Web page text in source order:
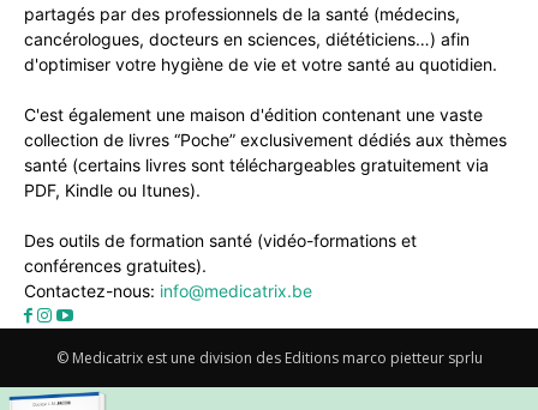
partagés par des professionnels de la santé (médecins,
cancérologues, docteurs en sciences, diététiciens…) afin
d'optimiser votre hygiène de vie et votre santé au quotidien.
C'est également une maison d'édition contenant une vaste
collection de livres “Poche” exclusivement dédiés aux thèmes
santé (certains livres sont téléchargeables gratuitement via
PDF, Kindle ou Itunes).
Des outils de formation santé (vidéo-formations et
conférences gratuites).
Contactez-nous: info@medicatrix.be
© Medicatrix est une division des Editions marco pietteur sprlu